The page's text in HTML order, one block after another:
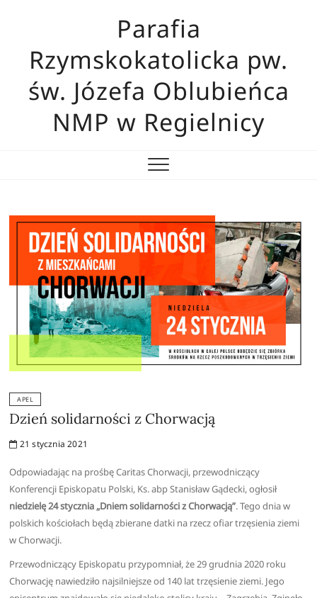
Parafia
Rzymskokatolicka pw.
św. Józefa Oblubieńca
NMP w Regielnicy
APEL
Dzień solidarności z Chorwacją
21 stycznia 2021
Odpowiadając na prośbę Caritas Chorwacji, przewodniczący
Konferencji Episkopatu Polski, Ks. abp Stanisław Gądecki, ogłosił
niedzielę 24 stycznia „Dniem solidarności z Chorwacją”. Tego dnia w
polskich kościołach będą zbierane datki na rzecz ofiar trzęsienia ziemi
w Chorwacji.
Przewodniczący Episkopatu przypomniał, że 29 grudnia 2020 roku
Chorwację nawiedziło najsilniejsze od 140 lat trzęsienie ziemi. Jego